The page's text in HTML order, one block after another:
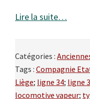
Lire la suite…
Catégories :
Tags : Compagnie
Liège; ligne 34; ligne
locomotive vapeur;